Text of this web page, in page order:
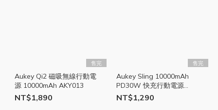
售完
Aukey Qi2 磁吸無線行動電
源 10000mAh AKY013
NT$1,890
售完
Aukey Sling 10000mAh
PD30W 快充行動電源
AKY012
NT$1,290